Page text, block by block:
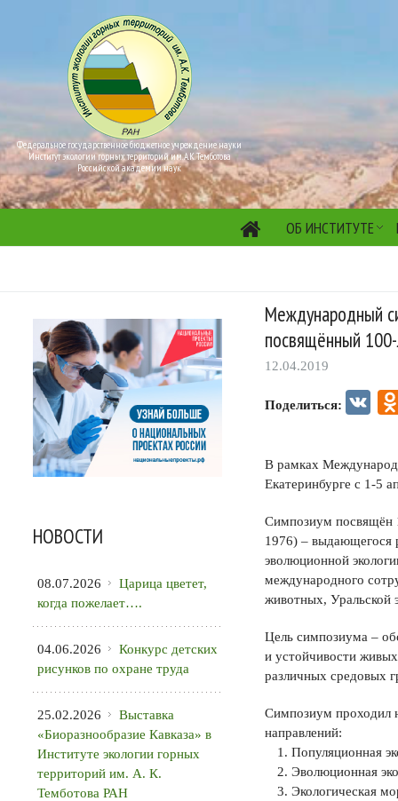
Федеральное государственное бюджетное учреждение науки
Институт экологии горных территорий им. А.К. Темботова
Российской академии наук
ОБ ИНСТИТУТЕ
Международный
посвящённый
12.04.2019
Поделиться: VK
В рамках
Екатеринбурге с 1-5
Симпозиум посвящён
1976) – выдающегося
эволюционной
международного
животных, Уральской
Цель симпозиума –
и устойчивости
различных средовых
Симпозиум проходил
направлений:
Популяционная
Эволюционная
Экологическая
НОВОСТИ
08.07.2026
Царица цветет,
когда пожелает….
04.06.2026
Конкурс детских
рисунков по охране труда
25.02.2026
Выставка
«Биоразнообразие Кавказа» в
Институте экологии горных
территорий им. А. К.
Темботова РАН